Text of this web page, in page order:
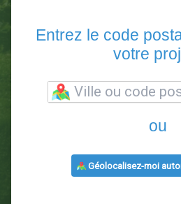
2 3
Entrez le